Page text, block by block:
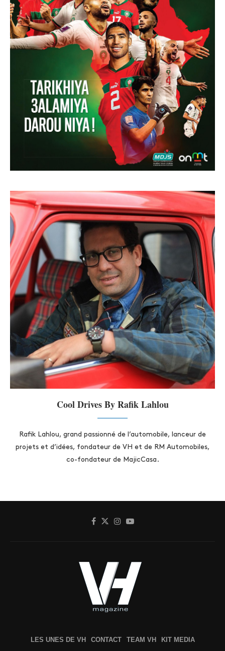
Cool Drives By Rafik Lahlou
Rafik Lahlou, grand passionné de l’automobile, lanceur de
projets et d’idées, fondateur de VH et de RM Automobiles,
co-fondateur de MajicCasa.
LES UNES DE VH CONTACT TEAM VH KIT MEDIA